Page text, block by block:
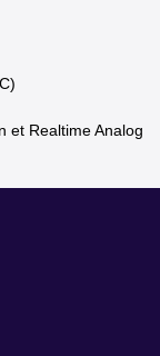
et Realtime Analog